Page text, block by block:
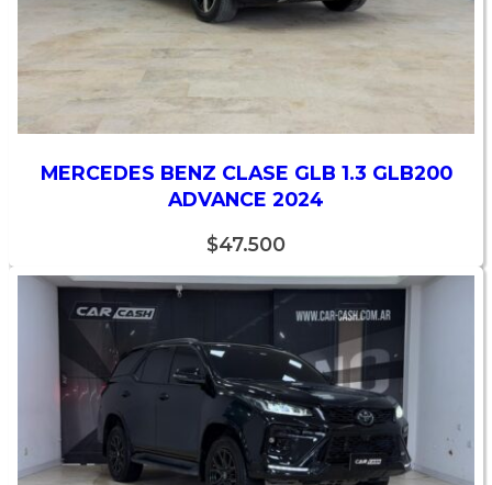
MERCEDES BENZ CLASE GLB 1.3 GLB200
ADVANCE 2024
$47.500